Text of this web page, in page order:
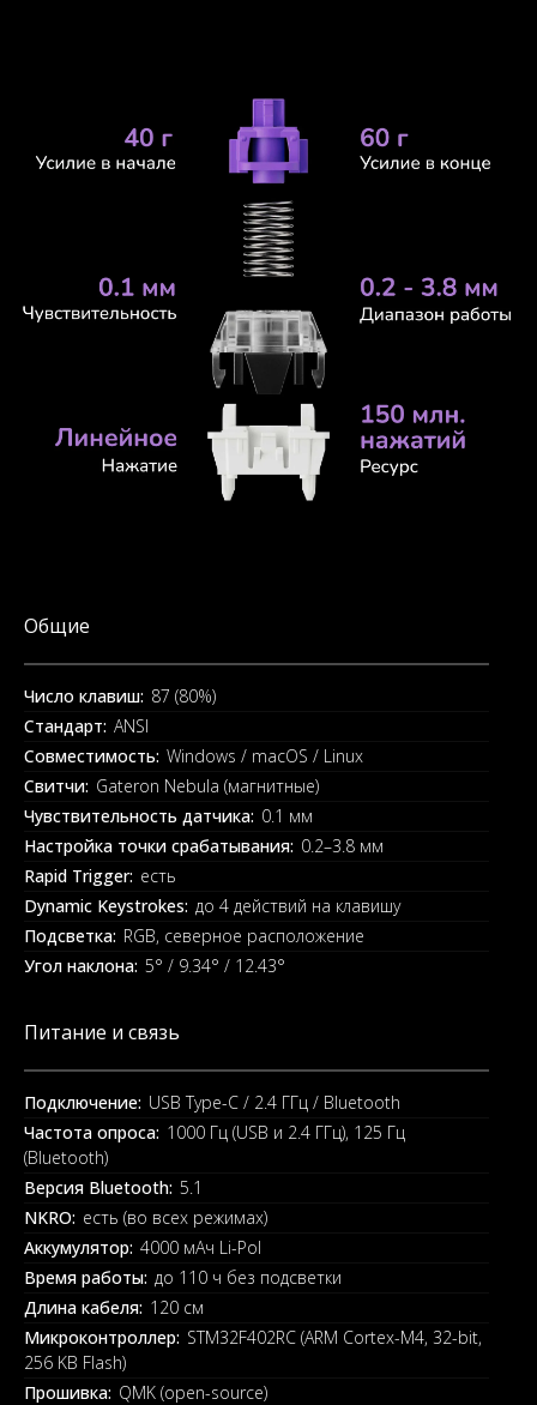
Общие
Число клавиш: 87 (80%)
Стандарт: ANSI
Совместимость: Windows / macOS / Linux
Свитчи: Gateron Nebula (магнитные)
Чувствительность датчика: 0.1 мм
Настройка точки срабатывания: 0.2–3.8 мм
Rapid Trigger: есть
Dynamic Keystrokes: до 4 действий на клавишу
Подсветка: RGB, северное расположение
Угол наклона: 5° / 9.34° / 12.43°
Питание и связь
Подключение: USB Type-C / 2.4 ГГц / Bluetooth
Частота опроса: 1000 Гц (USB и 2.4 ГГц), 125 Гц
(Bluetooth)
Версия Bluetooth: 5.1
NKRO: есть (во всех режимах)
Аккумулятор: 4000 мАч Li-Pol
Время работы: до 110 ч без подсветки
Длина кабеля: 120 см
Микроконтроллер: STM32F402RC (ARM Cortex-M4, 32-bit,
256 KB Flash)
Прошивка: QMK (open-source)